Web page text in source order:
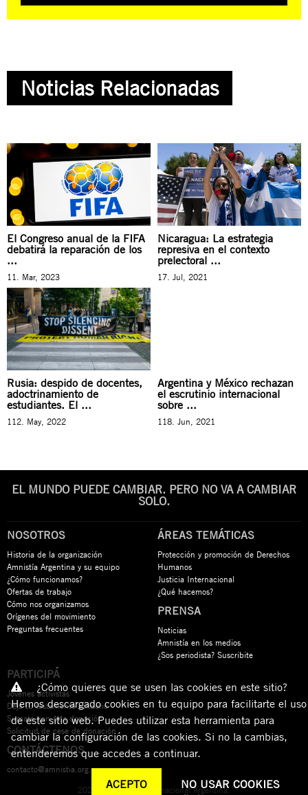
Noticias Relacionadas
El Congreso anual de la FIFA
debatirá la reparación de los
...
11. Mar, 2023
Nicaragua: La estrategia
represiva en el contexto
prelectoral ...
17. Jul, 2021
Rusia: despido de docentes,
adoctrinamiento de
estudiantes. El ...
112. May, 2022
Argentina y México rechazan
el escrutinio internacional
sobre ...
118. Jun, 2021
EL MUNDO PUEDE CAMBIAR. PERO NO VA A CAMBIAR
SOLO.
NOSOTROS
Historia de la organización
Amnistía Argentina y su equipo
¿Cómo funcionamos?
Ofertas de trabajo
Cómo nos organizamos
Orígenes del movimiento
Preguntas frecuentes
ÁREAS TEMÁTICAS
Protección y promoción de Derechos
Humanos
Justicia Internacional
¿Qué hacemos?
PRENSA
Noticias
Amnistía en los medios
¿Sos periodista? Suscribite
PARTICIPÁ
Jóvenes activistas
Dejá tu testamento solidario
Sumate con una donación
Solicitud de cese de donación
CONTÁCTENOS
contacto@amnistia.org.ar
2026 © Amnistía Internacional Argentina.
¿Cómo quieres que se usen las cookies en este sitio?
Hemos descargado cookies en tu equipo para facilitarte el uso
de este sitio web. Puedes utilizar esta herramienta para
cambiar la configuración de las cookies. Si no la cambias,
entenderemos que accedes a continuar.
ACEPTO NO USAR COOKIES